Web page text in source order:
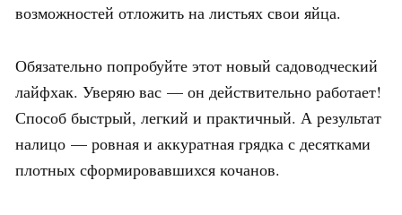
возможностей отложить на листьях свои яйца.
Обязательно попробуйте этот новый садоводческий
лайфхак. Уверяю вас — он действительно работает!
Способ быстрый, легкий и практичный. А результат
налицо — ровная и аккуратная грядка с десятками
плотных сформировавшихся кочанов.